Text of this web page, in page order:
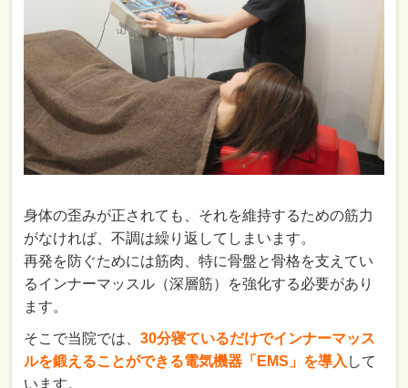
身体の歪みが正されても、それを維持するための筋力
がなければ、不調は繰り返してしまいます。
再発を防ぐためには筋肉、特に骨盤と骨格を支えてい
るインナーマッスル（深層筋）を強化する必要があり
ます。
そこで当院では、30分寝ているだけでインナーマッス
ルを鍛えることができる電気機器「EMS」を導入 して
います。